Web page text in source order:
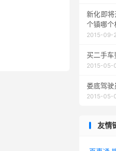
新化即
个镇哪个
2015-09-
买二手
2015-05-
娄底驾驶
2015-05-
友情